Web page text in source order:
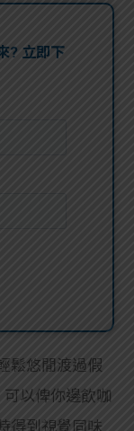
鬆悠閒渡過假
以俾你邊飲咖
得到視覺同味